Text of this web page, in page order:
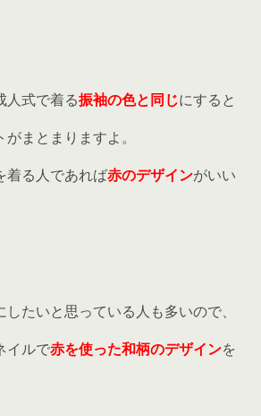
人式で着る振袖の色と同じにすると
まとまりますよ。
着る人であれば赤のデザインがいい
たいと思っている人も多いので、
イルで赤を使った和柄のデザインを